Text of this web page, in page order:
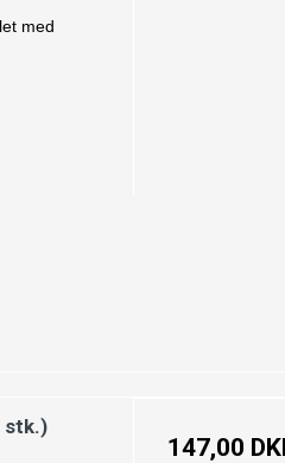
med
stk.)
147,00